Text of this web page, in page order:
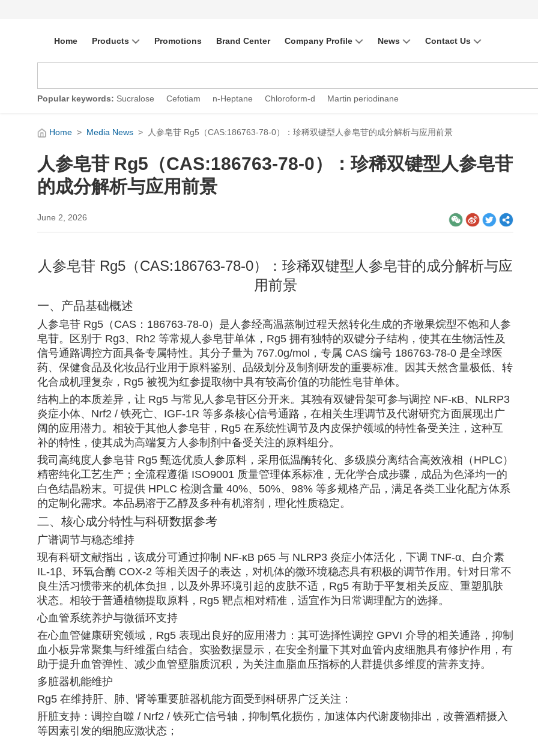
Home Products Promotions Brand Center Company Profile News Contact Us
Popular keywords: Sucralose Cefotiam n-Heptane Chloroform-d Martin periodinane
Home > Media News > 人参皂苷 Rg5（CAS:186763-78-0）：珍稀双键型人参皂苷的成分解析与应用前景
人参皂苷 Rg5（CAS:186763-78-0）：珍稀双键型人参皂苷
的成分解析与应用前景
June 2, 2026
人参皂苷 Rg5（CAS:186763-78-0）：珍稀双键型人参皂苷的成分解析与应
用前景
一、产品基础概述
人参皂苷 Rg5（CAS：186763-78-0）是人参经高温蒸制过程天然转化生成的齐墩果烷型不饱和人参
皂苷。区别于 Rg3、Rh2 等常规人参皂苷单体，Rg5 拥有独特的双键分子结构，使其在生物活性及
信号通路调控方面具备专属特性。其分子量为 767.0g/mol，专属 CAS 编号 186763-78-0 是全球医
药、保健食品及化妆品行业用于原料鉴别、品级划分及制剂研发的重要标准。因其天然含量极低、转
化合成机理复杂，Rg5 被视为红参提取物中具有较高价值的功能性皂苷单体。
结构上的本质差异，让 Rg5 与常见人参皂苷区分开来。其独有双键骨架可参与调控 NF-κB、NLRP3
炎症小体、Nrf2 / 铁死亡、IGF-1R 等多条核心信号通路，在相关生理调节及代谢研究方面展现出广
阔的应用潜力。相较于其他人参皂苷，Rg5 在系统性调节及内皮保护领域的特性备受关注，这种互
补的特性，使其成为高端复方人参制剂中备受关注的原料组分。
我司高纯度人参皂苷 Rg5 甄选优质人参原料，采用低温酶转化、多级膜分离结合高效液相（HPLC）
精密纯化工艺生产；全流程遵循 ISO9001 质量管理体系标准，无化学合成步骤，成品为色泽均一的
白色结晶粉末。可提供 HPLC 检测含量 40%、50%、98% 等多规格产品，满足各类工业化配方体系
的定制化需求。本品易溶于乙醇及多种有机溶剂，理化性质稳定。
二、核心成分特性与科研数据参考
广谱调节与稳态维持
现有科研文献指出，该成分可通过抑制 NF-κB p65 与 NLRP3 炎症小体活化，下调 TNF-α、白介素
IL-1β、环氧合酶 COX-2 等相关因子的表达，对机体的微环境稳态具有积极的调节作用。针对日常不
良生活习惯带来的机体负担，以及外界环境引起的皮肤不适，Rg5 有助于平复相关反应、重塑肌肤
状态。相较于普通植物提取原料，Rg5 靶点相对精准，适宜作为日常调理配方的选择。
心血管系统养护与微循环支持
在心血管健康研究领域，Rg5 表现出良好的应用潜力：其可选择性调控 GPVI 介导的相关通路，抑制
血小板异常聚集与纤维蛋白结合。实验数据显示，在安全剂量下其对血管内皮细胞具有修护作用，有
助于提升血管弹性、减少血管壁脂质沉积，为关注血脂血压指标的人群提供多维度的营养支持。
多脏器机能维护
Rg5 在维持肝、肺、肾等重要脏器机能方面受到科研界广泛关注：
肝脏支持：调控自噬 / Nrf2 / 铁死亡信号轴，抑制氧化损伤，加速体内代谢废物排出，改善酒精摄入
等因素引发的细胞应激状态；